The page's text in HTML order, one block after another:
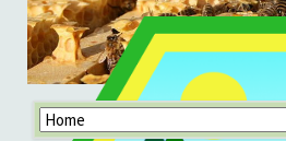
Navigation
überspringen